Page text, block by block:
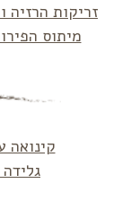
זריקות הרזיה
מיתוס
קינואה